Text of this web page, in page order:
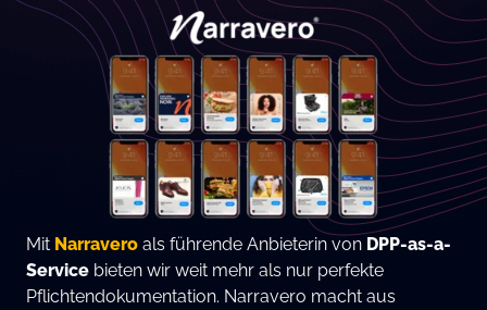
Mit Narravero als führende Anbieterin von DPP-as-a-
Service bieten wir weit mehr als nur perfekte
Pflichtendokumentation. Narravero macht aus